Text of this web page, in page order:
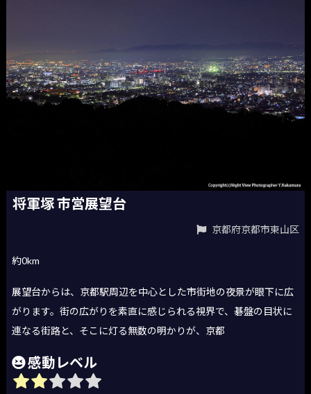
将軍塚 市営展望台
京都府京都市東山区
約0km
展望台からは、京都駅周辺を中心とした市街地の夜景が眼下に広
がります。街の広がりを素直に感じられる視界で、碁盤の目状に
連なる街路と、そこに灯る無数の明かりが、京都
感動レベル